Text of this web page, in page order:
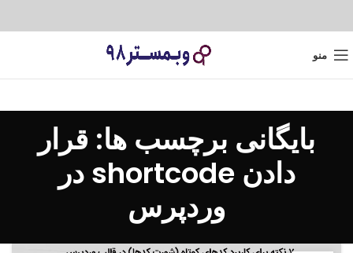
منو
بایگانی برچسب ها: قرار
دادن shortcode در
وردپرس